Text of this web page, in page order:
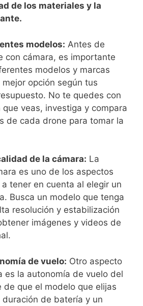
de los materiales y la‍
modelos: Antes de⁢
con cámara, es importante​
modelos y marcas
opción según tus
No te quedes con
que veas, investiga y compara
de cada drone para tomar la
de la cámara: La
es uno⁤ de los‍ aspectos
tener en⁢ cuenta al elegir un
Busca un modelo que tenga
resolución​ y estabilización
imágenes y videos de
de vuelo: Otro aspecto
es la autonomía de vuelo del
de que el modelo que elijas
de batería y un